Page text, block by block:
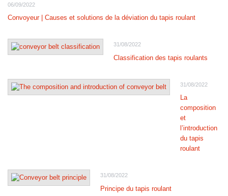
06/09/2022
Convoyeur | Causes et solutions de la déviation du tapis roulant
31/08/2022
Classification des tapis roulants
31/08/2022
La
composition
et
l’introduction
du tapis
roulant
31/08/2022
Principe du tapis roulant